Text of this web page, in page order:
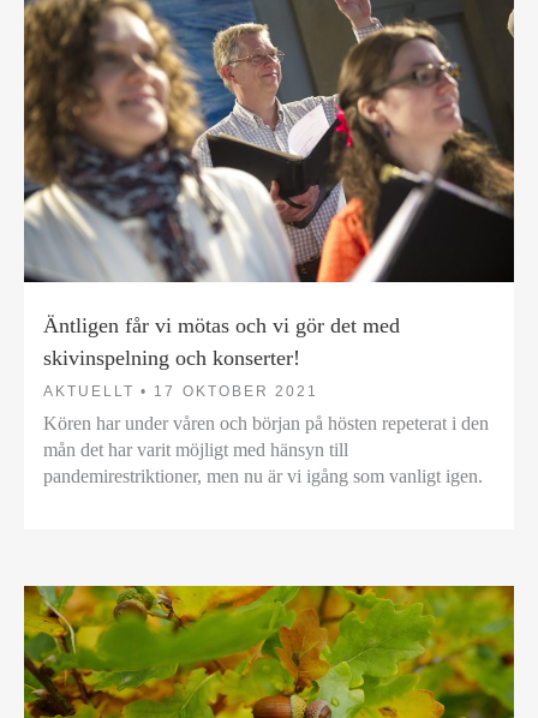
Äntligen får vi mötas och vi gör det med
skivinspelning och konserter!
AKTUELLT • 17 OKTOBER 2021
Kören har under våren och början på hösten repeterat i den
mån det har varit möjligt med hänsyn till
pandemirestriktioner, men nu är vi igång som vanligt igen.